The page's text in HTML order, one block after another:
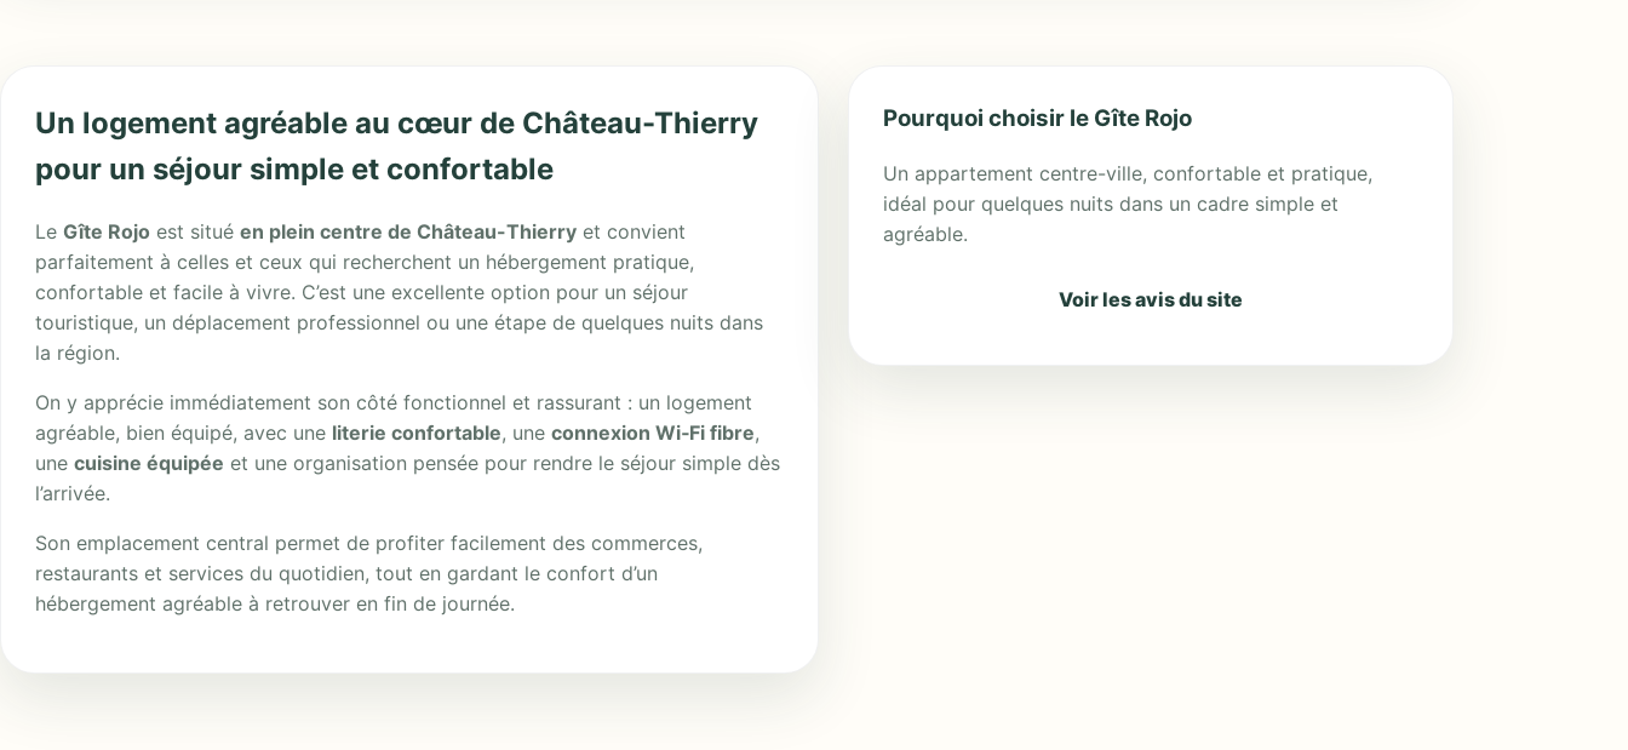
Un logement agréable au cœur de Château-Thierry
pour un séjour simple et confortable
Le Gîte Rojo est situé en plein centre de Château-Thierry et convient
parfaitement à celles et ceux qui recherchent un hébergement pratique,
confortable et facile à vivre. C’est une excellente option pour un séjour
touristique, un déplacement professionnel ou une étape de quelques nuits dans
la région.
On y apprécie immédiatement son côté fonctionnel et rassurant : un logement
agréable, bien équipé, avec une literie confortable, une connexion Wi‑Fi fibre,
une cuisine équipée et une organisation pensée pour rendre le séjour simple dès
l’arrivée.
Son emplacement central permet de profiter facilement des commerces,
restaurants et services du quotidien, tout en gardant le confort d’un
hébergement agréable à retrouver en fin de journée.
Pourquoi choisir le Gîte Rojo
Un appartement centre-ville, confortable et pratique,
idéal pour quelques nuits dans un cadre simple et
agréable.
Voir les avis du site